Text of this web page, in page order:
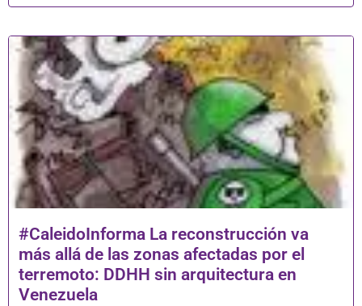
#CaleidoInforma La reconstrucción va
más allá de las zonas afectadas por el
terremoto: DDHH sin arquitectura en
Venezuela